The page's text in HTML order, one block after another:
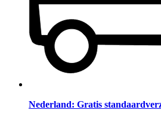
Nederland: Gratis